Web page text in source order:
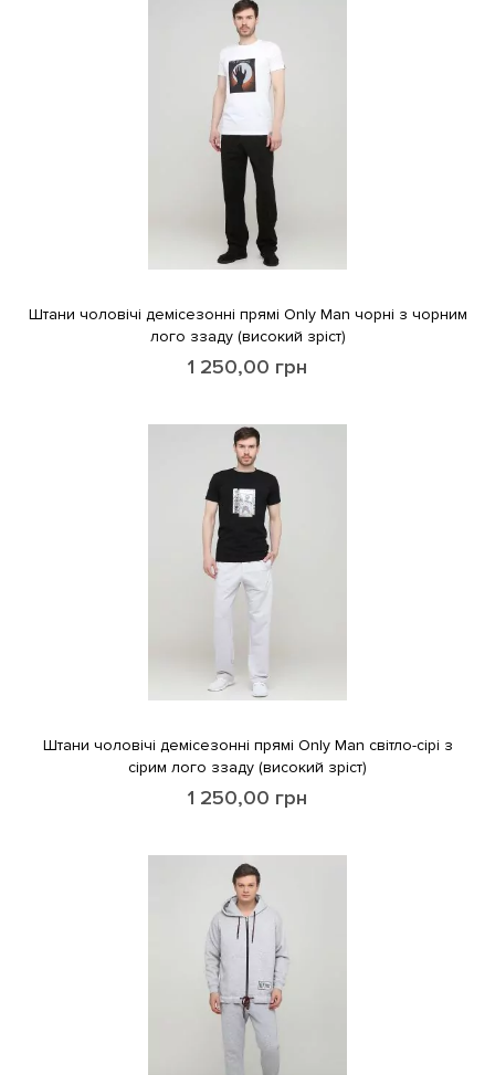
Штани чоловічі демісезонні прямі Only Man чорні з чорним
лого ззаду (високий зріст)
1 250,00 грн
Штани чоловічі демісезонні прямі Only Man світло-сірі з
сірим лого ззаду (високий зріст)
1 250,00 грн